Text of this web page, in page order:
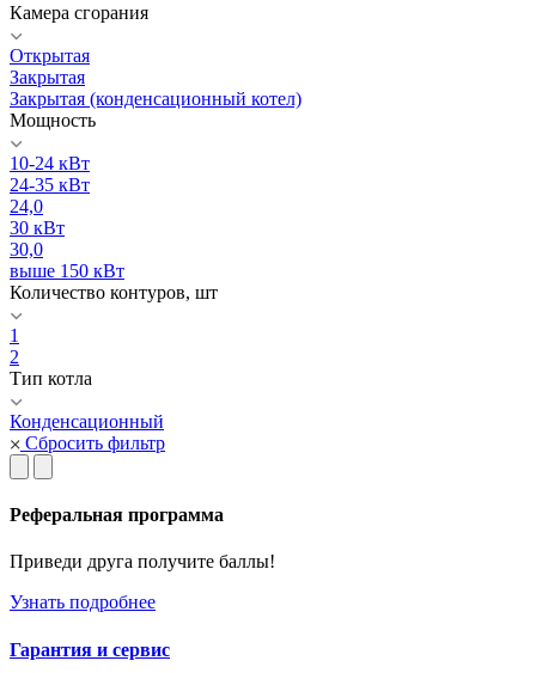
Камера сгорания
Открытая
Закрытая
Закрытая (конденсационный котел)
Мощность
10-24 кВт
24-35 кВт
24,0
30 кВт
30,0
выше 150 кВт
Количество контуров, шт
1
2
Тип котла
Конденсационный
Сбросить фильтр
Реферальная программа
Приведи друга получите баллы!
Узнать подробнее
Гарантия и сервис